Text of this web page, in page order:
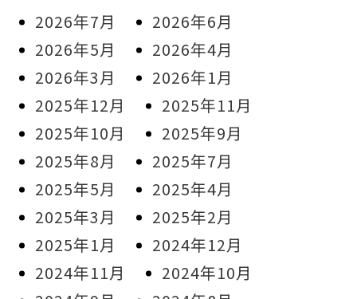
2026年7月
2026年6月
2026年5月
2026年4月
2026年3月
2026年1月
2025年12月
2025年11月
2025年10月
2025年9月
2025年8月
2025年7月
2025年5月
2025年4月
2025年3月
2025年2月
2025年1月
2024年12月
2024年11月
2024年10月